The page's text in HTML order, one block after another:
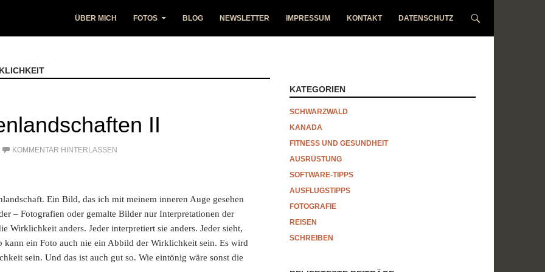
ÜBER MICH FOTOS BLOG NEWSLETTER IMPRESSUM KONTAKT DATENSCHUTZ
II
KOMMENTAR HINTERLASSEN
Ein Bild, das ich mit meinem inneren Auge gesehen
– Fotografien oder gemalte Bilder nur Interpretationen der
Wirklichkeit anders. Jeder interpretiert sie anders. Jeder sieht,
kann ein Foto auch nie ein Abbild der Wirklichkeit sein. Es wird
sein. Und das ist auch gut so. Wie eintönig wäre sonst die
KATEGORIEN
SCHWARZWALD
KANADA
FITNESS UND GESUNDHEIT
AUSRÜSTUNG
SOFTWARE-TIPPS
AUSFLUGSTIPPS
FOTOGRAFIE
REISEN
SCHREIBEN